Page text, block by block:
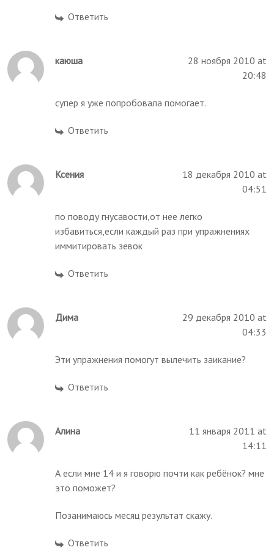
Ответить
каюша
28 ноября 2010 at
20:48
супер я уже попробовала помогает.
Ответить
Ксения
18 декабря 2010 at
04:51
по поводу гнусавости,от нее легко
избавиться,если каждый раз при упражнениях
иммитировать зевок
Ответить
Дима
29 декабря 2010 at
04:33
Эти упражнения помогут вылечить заикание?
Ответить
Алина
11 января 2011 at
14:11
А если мне 14 и я говорю почти как ребёнок? мне
это поможет?
Позанимаюсь месяц результат скажу.
Ответить